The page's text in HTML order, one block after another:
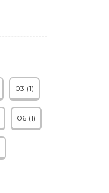
03 (1)
06 (1)